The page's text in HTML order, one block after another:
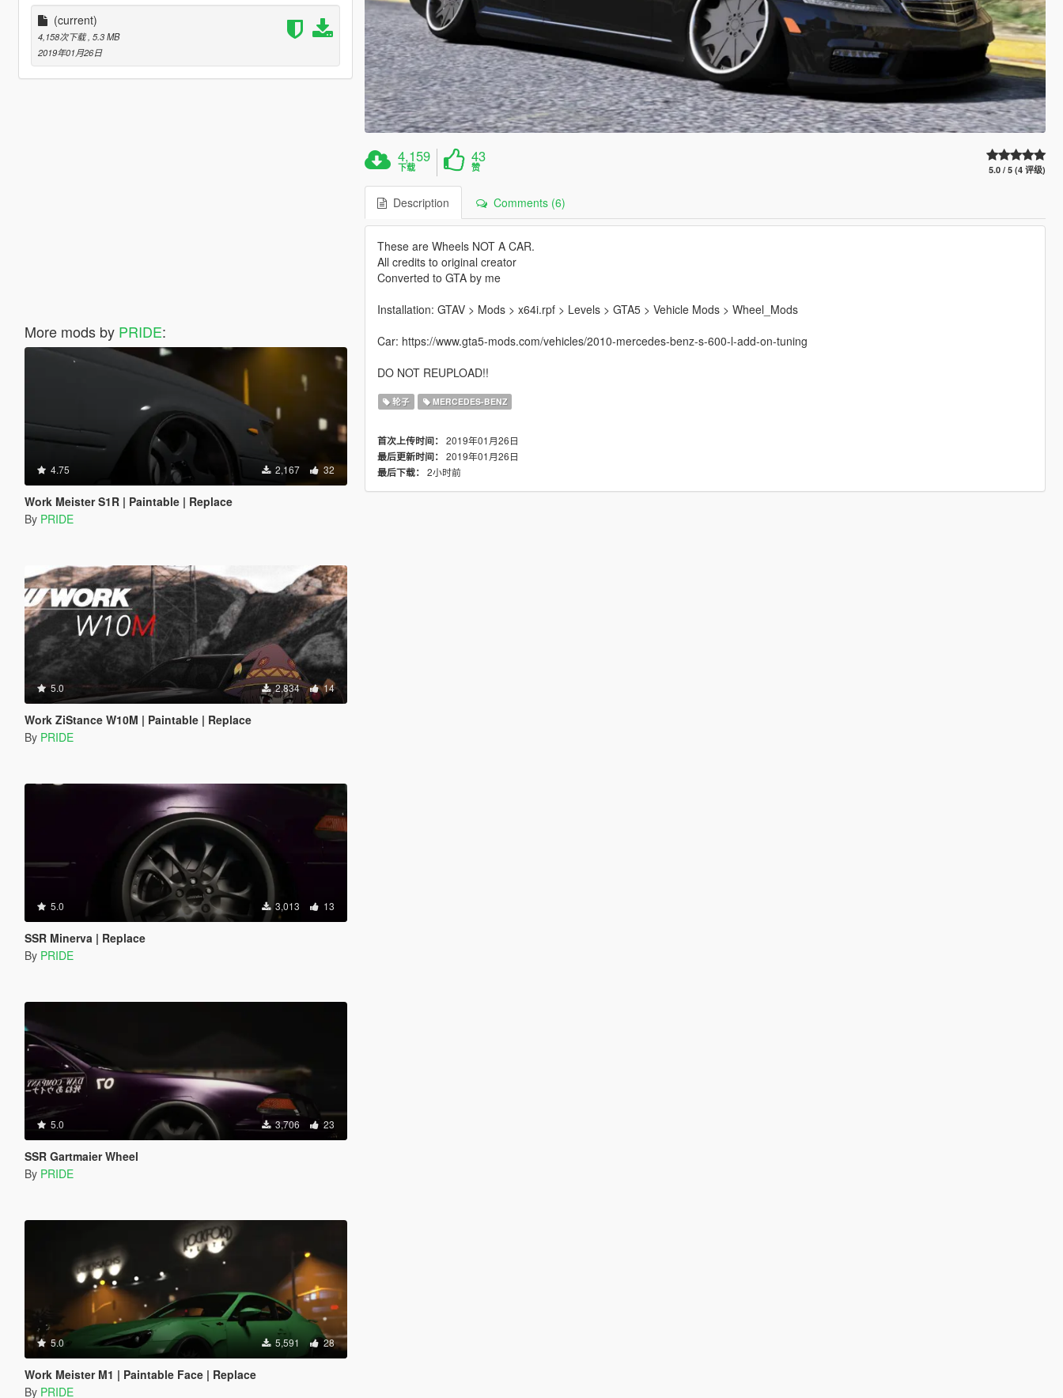
(current)
4,158次下载 , 5.3 MB
2019年01月26日
More mods by PRIDE:
4.75 2,167 32
Work Meister S1R | Paintable | Replace
By PRIDE
5.0 2,834 14
Work ZiStance W10M | Paintable | Replace
By PRIDE
5.0 3,013 13
SSR Minerva | Replace
By PRIDE
5.0 3,706 23
SSR Gartmaier Wheel
By PRIDE
5.0 5,591 28
Work Meister M1 | Paintable Face | Replace
By PRIDE
4,159
下载
43
赞 5.0 / 5 (4 评级)
Description Comments (6)
These are Wheels NOT A CAR.
All credits to original creator
Converted to GTA by me
Installation: GTAV > Mods > x64i.rpf > Levels > GTA5 > Vehicle Mods > Wheel_Mods
Car: https://www.gta5-mods.com/vehicles/2010-mercedes-benz-s-600-l-add-on-tuning
DO NOT REUPLOAD!!
轮子 MERCEDES-BENZ
首次上传时间： 2019年01月26日
最后更新时间： 2019年01月26日
最后下载： 2小时前